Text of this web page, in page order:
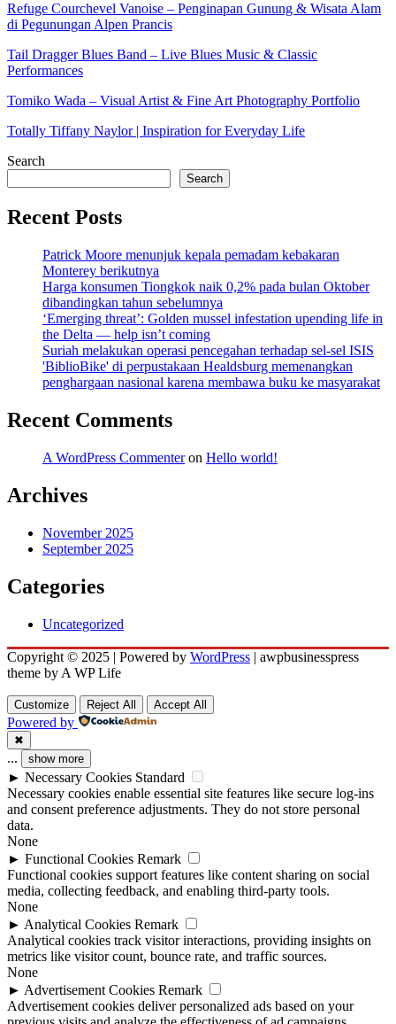
Refuge Courchevel Vanoise – Penginapan Gunung & Wisata Alam
di Pegunungan Alpen Prancis
Tail Dragger Blues Band – Live Blues Music & Classic
Performances
Tomiko Wada – Visual Artist & Fine Art Photography Portfolio
Totally Tiffany Naylor | Inspiration for Everyday Life
Search
Search
Recent Posts
Patrick Moore menunjuk kepala pemadam kebakaran
Monterey berikutnya
Harga konsumen Tiongkok naik 0,2% pada bulan Oktober
dibandingkan tahun sebelumnya
‘Emerging threat’: Golden mussel infestation upending life in
the Delta — help isn’t coming
Suriah melakukan operasi pencegahan terhadap sel-sel ISIS
'BiblioBike' di perpustakaan Healdsburg memenangkan
penghargaan nasional karena membawa buku ke masyarakat
Recent Comments
A WordPress Commenteron Hello world!
Archives
November 2025
September 2025
Categories
Uncategorized
Copyright © 2025 | Powered by WordPress | awpbusinesspress
theme by A WP Life
Customize Reject All Accept All
Powered by
✖
... show more
► Necessary Cookies Standard
Necessary cookies enable essential site features like secure log-ins
and consent preference adjustments. They do not store personal
data.
None
► Functional Cookies Remark
Functional cookies support features like content sharing on social
media, collecting feedback, and enabling third-party tools.
None
► Analytical Cookies Remark
Analytical cookies track visitor interactions, providing insights on
metrics like visitor count, bounce rate, and traffic sources.
None
► Advertisement Cookies Remark
Advertisement cookies deliver personalized ads based on your